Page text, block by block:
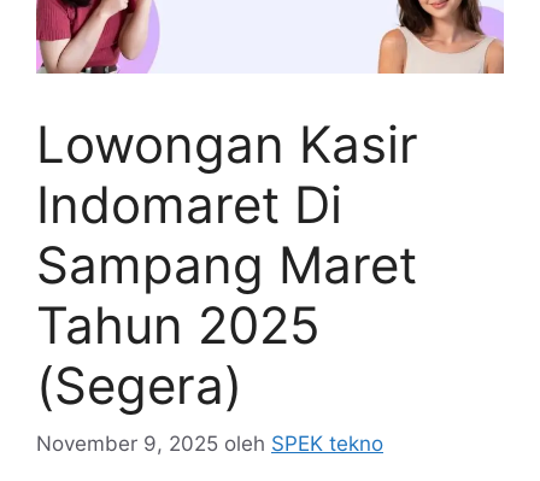
Lowongan Kasir
Indomaret Di
Sampang Maret
Tahun 2025
(Segera)
November 9, 2025 oleh SPEK tekno